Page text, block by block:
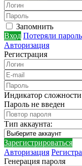
Запомнить
Вход Потеряли
Авторизация
Регистрация
Индикатор сложности
Пароль не введен
Тип аккаунта:
Зарегистрироваться
Авторизация
Генерация пароля